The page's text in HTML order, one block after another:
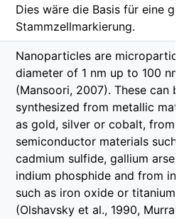
Dies wäre die Basis für eine
Stammzellmarkierung.
Nanoparticles are
diameter of 1 nm up to 100 nm
(Mansoori, 2007). These can
synthesized from metallic
as gold, silver or cobalt, from
semiconductor materials such
cadmium sulfide, gallium
indium phosphide and from
such as iron oxide or titanium
(Olshavsky et al., 1990,